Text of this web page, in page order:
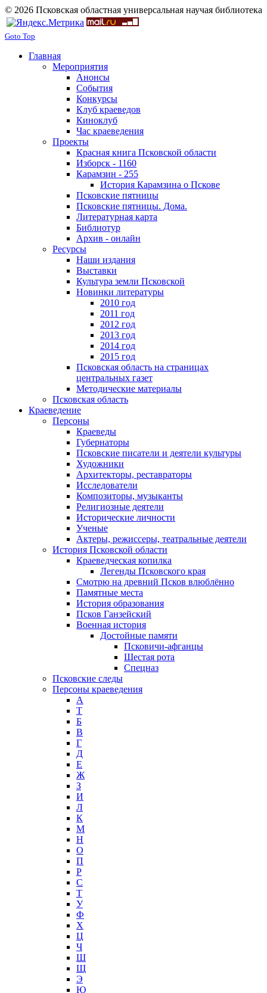
© 2026 Псковская областная универсальная научая библиотека
Goto Top
Главная
Мероприятия
Анонсы
События
Конкурсы
Клуб краеведов
Киноклуб
Час краеведения
Проекты
Красная книга Псковской области
Изборск - 1160
Карамзин - 255
История Карамзина о Пскове
Псковские пятницы
Псковские пятницы. Дома.
Литературная карта
Библиотур
Архив - онлайн
Ресурсы
Наши издания
Выставки
Культура земли Псковской
Новинки литературы
2010 год
2011 год
2012 год
2013 год
2014 год
2015 год
Псковская область на страницах
центральных газет
Методические материалы
Псковская область
Краеведение
Персоны
Краеведы
Губернаторы
Псковские писатели и деятели культуры
Художники
Архитекторы, реставраторы
Исследователи
Композиторы, музыканты
Религиозные деятели
Исторические личности
Ученые
Актеры, режиссеры, театральные деятели
История Псковской области
Краеведческая копилка
Легенды Псковского края
Смотрю на древний Псков влюблённо
Памятные места
История образования
Псков Ганзейский
Военная история
Достойные памяти
Псковичи-афганцы
Шестая рота
Спецназ
Псковские следы
Персоны краеведения
А
T
Б
В
Г
Д
Е
Ж
З
И
Л
К
М
Н
О
П
Р
С
Т
У
Ф
Х
Ц
Ч
Ш
Щ
Э
Ю